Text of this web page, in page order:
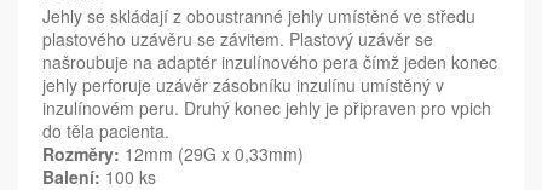
Jehly se skládají z oboustranné jehly umístěné ve středu
plastového uzávěru se závitem. Plastový uzávěr se
našroubuje na adaptér inzulínového pera čímž jeden konec
jehly perforuje uzávěr zásobníku inzulínu umístěný v
inzulínovém peru. Druhý konec jehly je připraven pro vpich
do těla pacienta.
Rozměry: 12mm (29G x 0,33mm)
Balení: 100 ks